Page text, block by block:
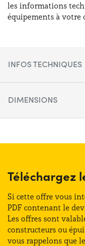
les informations
équipements à votre
INFOS TECHNIQUES
Transmission :
Places :4
Puissance :120
DIMENSIONS
Hauteur : 150 cm
Coffre (max) :
Coffre (min) :
Téléchargez
Si cette offre vous
PDF contenant le
Les offres sont
constructeurs ou
vous rappelons que